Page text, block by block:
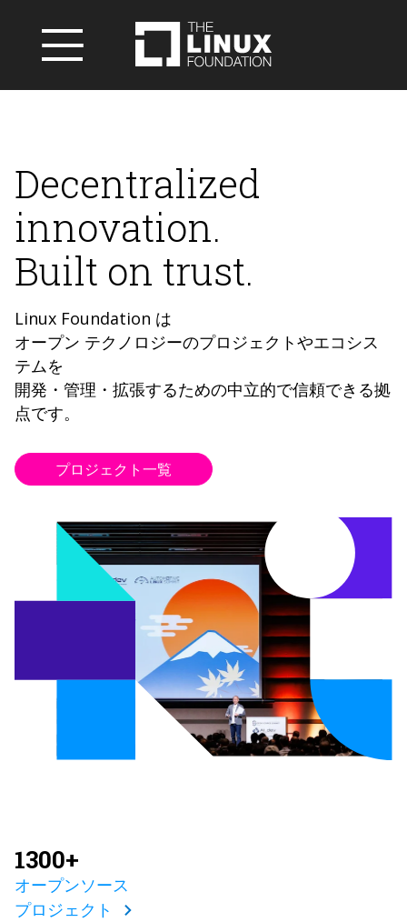
Decentralized
innovation.
Built on trust.
Linux Foundation は
オープン テクノロジーのプロジェクトやエコシス
テムを
開発・管理・拡張するための中立的で信頼できる拠
点です。
プロジェクト一覧
1300+
オープンソース
プロジェクト